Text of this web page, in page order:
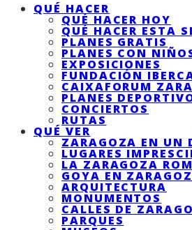
QUÉ HACER
QUÉ HACER HOY
QUÉ HACER ESTA
PLANES GRATIS
PLANES CON
EXPOSICIONES
FUNDACIÓN
CAIXAFORUM
PLANES
CONCIERTOS
RUTAS
QUÉ VER
ZARAGOZA EN UN
LUGARES
LA ZARAGOZA
GOYA EN
ARQUITECTURA
MONUMENTOS
CALLES DE
PARQUES